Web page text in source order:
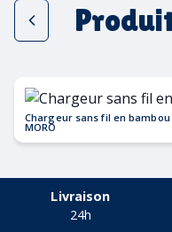
Chargeur sans fil en bambou
MORO
Livraison
24h